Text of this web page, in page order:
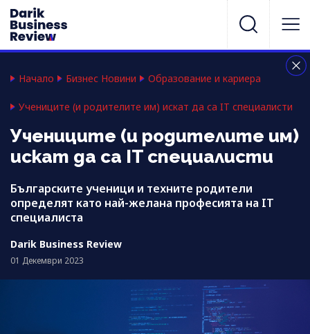
Начало Бизнес Новини Образование и кариера
Учениците (и родителите им) искат да са IT специалисти
Учениците (и родителите им)
искат да са IT специалисти
Българските ученици и техните родители
определят като най-желана професията на IT
специалиста
Darik Business Review
01 Декември 2023